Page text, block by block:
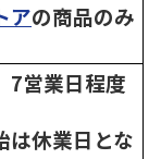
アの商品のみ
7営業日程度
休業日とな